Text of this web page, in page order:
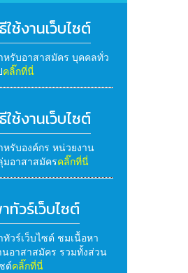
ใช้งานเว็บไซต์
หรับอาสาสมัคร บุคคลทั่ว
คลิ๊กที่นี่
ใช้งานเว็บไซต์
หรับองค์กร หน่วยงาน
มอาสาสมัครคลิ๊กที่นี่
ทัวร์เว็บไซต์
ทัวร์เว็บไซต์ ชมเนื้อหา
นอาสาสมัคร รวมทั้งส่วน
ต์คลิ๊กที่นี่